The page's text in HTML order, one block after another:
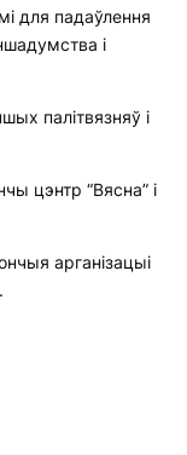
для падаўлення
і
палітвязняў і
цэнтр “Вясна” і
арганізацыі